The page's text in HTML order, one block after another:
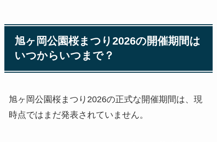
旭ヶ岡公園桜まつり2026の開催期間は
いつからいつまで？
旭ヶ岡公園桜まつり2026の正式な開催期間は、現
時点ではまだ発表されていません。